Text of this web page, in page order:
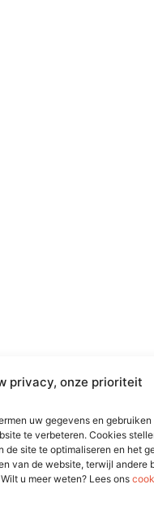
privacy, onze prioriteit
uw gegevens en
te verbeteren. Cookies
site te optimaliseren en het
van de website, terwijl andere
u meer weten? Lees ons